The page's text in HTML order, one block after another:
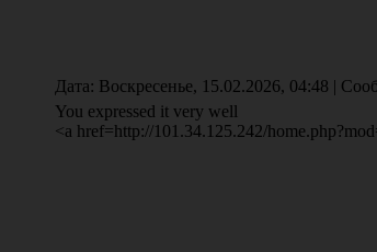
Дата: Воскресенье, 15.02.2026, 04:48 |
You expressed it very well
<a href=http://101.34.125.242/